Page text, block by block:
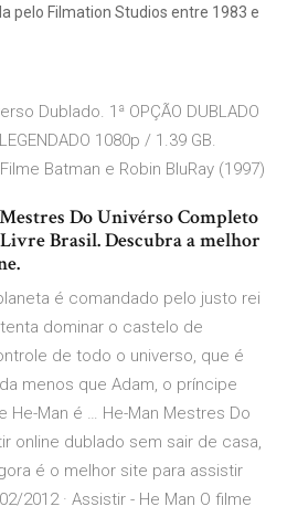
pelo Filmation Studios entre 1983 e
Dublado. 1ª OPÇÃO DUBLADO
1080p / 1.39 GB.
Batman e Robin BluRay (1997)
Do Univérso Completo
Brasil. Descubra a melhor
é comandado pelo justo rei
dominar o castelo de
de todo o universo, que é
menos que Adam, o príncipe
He-Man é … He-Man Mestres Do
online dublado sem sair de casa,
é o melhor site para assistir
2012 · Assistir - He Man O filme